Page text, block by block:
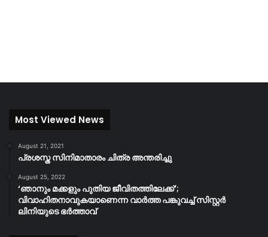
Most Viewed News
August 21, 2021
പ്രശസ്ത സിനിമാതാരം ചിത്ര അന്തരിച്ചു
August 25, 2022
‘ഞാനും മക്കളും പുതിയ ജീവിതത്തിലേക്ക്’;
വിവാഹിതനാവുകയാണെന്ന വാർത്ത പങ്കുവച്ച് സിസ്റ്റർ
ലിനിയുടെ ഭർത്താവ്